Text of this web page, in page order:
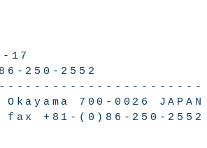
17
250-2552
700-0026 JAPAN
fax +81-(0)86-250-2552